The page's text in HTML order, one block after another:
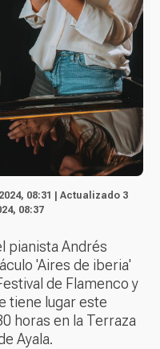
08:31 | Actualizado 3
08:37
pianista Andrés
'Aires de iberia'
de Flamenco y
tiene lugar este
horas en la Terraza
Ayala.